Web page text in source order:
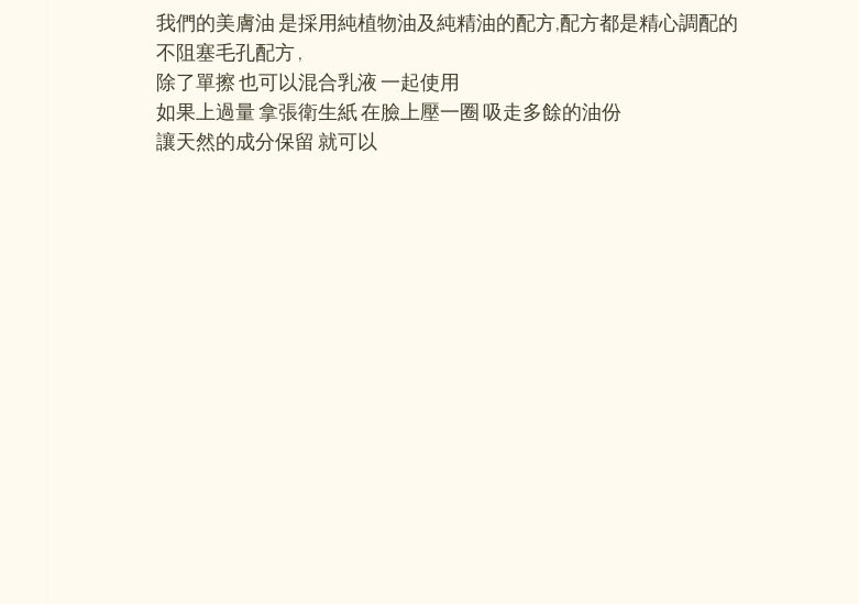
我們的美膚油 是採用純植物油及純精油的配方,配方都是精心調配的
不阻塞毛孔配方 ,
除了單擦 也可以混合乳液 一起使用
如果上過量 拿張衛生紙 在臉上壓一圈 吸走多餘的油份
讓天然的成分保留 就可以